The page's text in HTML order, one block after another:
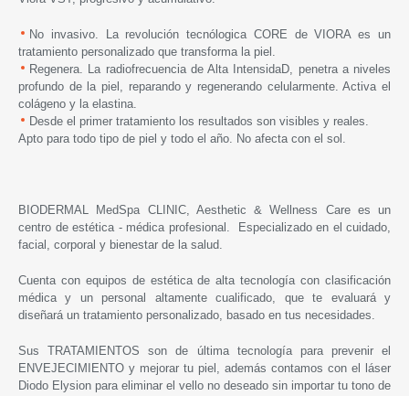
No invasivo. La revolución tecnólogica CORE de VIORA es un
tratamiento personalizado que transforma la piel.
Regenera. La radiofrecuencia de Alta IntensidaD, penetra a niveles
profundo de la piel, reparando y regenerando celularmente. Activa el
colágeno y la elastina.
Desde el primer tratamiento los resultados son visibles y reales.
Apto para todo tipo de piel y todo el año. No afecta con el sol.
BIODERMAL MedSpa CLINIC, Aesthetic & Wellness Care es un
centro de estética - médica profesional. Especializado en el cuidado,
facial, corporal y bienestar de la salud.
Cuenta con equipos de estética de alta tecnología con clasificación
médica y un personal altamente cualificado, que te evaluará y
diseñará un tratamiento personalizado, basado en tus necesidades.
SusTRATAMIENTOS son de última tecnología para prevenir el
ENVEJECIMIENTO y mejorar tu piel, además contamos con el láser
Diodo Elysion para eliminar el vello no deseado sin importar tu tono de